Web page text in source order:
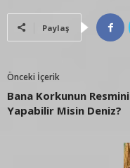
Paylaş
Önceki İçerik
Bana Korkunun Resmini
Yapabilir Misin Deniz?